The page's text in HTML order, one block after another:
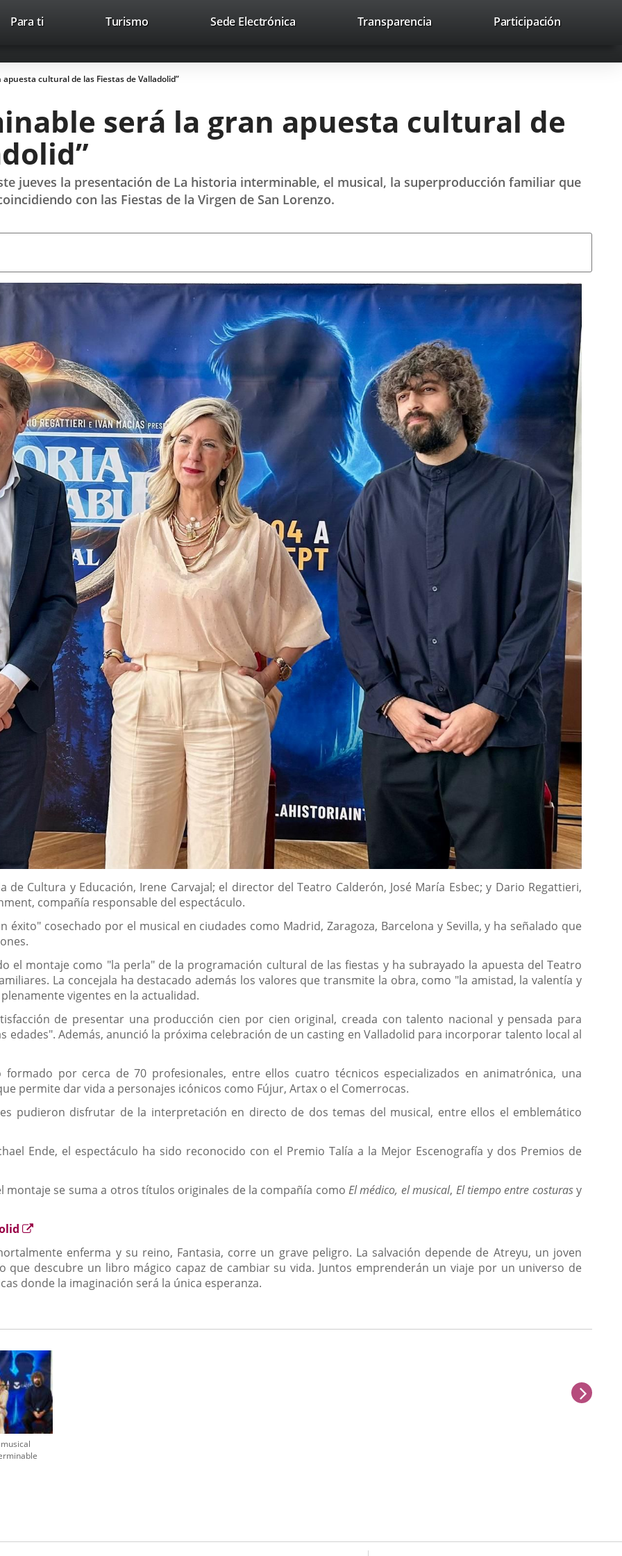
Trabaja con nosotros Contacto avaHeaderSocial
Enlace
una
Enlace
una
Enlace
una
Buscar
Para ti TurismoEste
abrirá
en
ventana
nueva.
Sede ElectrónicaEnlace
aplicación
Transparencia Participación
cultural de las Fiestas de Valladolid”
será la gran apuesta cultural de
jueves la presentación de La historia interminable, el musical, la superproducción familiar que
con las Fiestas de la Virgen de San Lorenzo.
de Cultura y Educación, Irene Carvajal; el director del Teatro Calderón, José María Esbec; y Dario Regattieri,
compañía responsable del espectáculo.
éxito" cosechado por el musical en ciudades como Madrid, Zaragoza, Barcelona y Sevilla, y ha señalado que
el montaje como "la perla" de la programación cultural de las fiestas y ha subrayado la apuesta del Teatro
La concejala ha destacado además los valores que transmite la obra, como "la amistad, la valentía y
vigentes en la actualidad.
de presentar una producción cien por cien original, creada con talento nacional y pensada para
edades". Además, anunció la próxima celebración de un casting en Valladolid para incorporar talento local al
por cerca de 70 profesionales, entre ellos cuatro técnicos especializados en animatrónica, una
permite dar vida a personajes icónicos como Fújur, Artax o el Comerrocas.
pudieron disfrutar de la interpretación en directo de dos temas del musical, entre ellos el emblemático
Ende, el espectáculo ha sido reconocido con el Premio Talía a la Mejor Escenografía y dos Premios de
montaje se suma a otros títulos originales de la compañía comoEl médico, el musical, El tiempo entre costurasy
Enlace
una
aplicación
externa.
enferma y su reino, Fantasia, corre un grave peligro. La salvación depende de Atreyu, un joven
que descubre un libro mágico capaz de cambiar su vida. Juntos emprenderán un viaje por un universo de
donde la imaginación será la única esperanza.